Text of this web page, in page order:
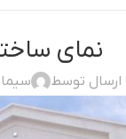
نماي
ارسال توسط